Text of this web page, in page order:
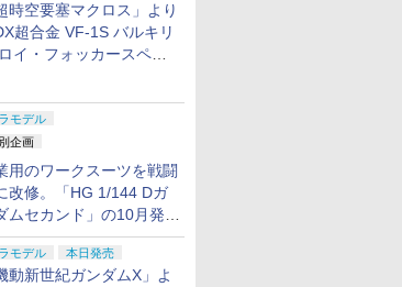
時空要塞マクロス」より
超合金 VF-1S バルキリ
イ・フォッカースペシ
モデル
企画
用のワークスーツを戦闘
改修。「HG 1/144 Dガ
ムセカンド」の10月発送
予約受付中【ガンダムベ
撮り下ろし】
モデル 本日発売
動新世紀ガンダムX」よ